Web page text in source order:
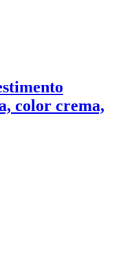
color crema,